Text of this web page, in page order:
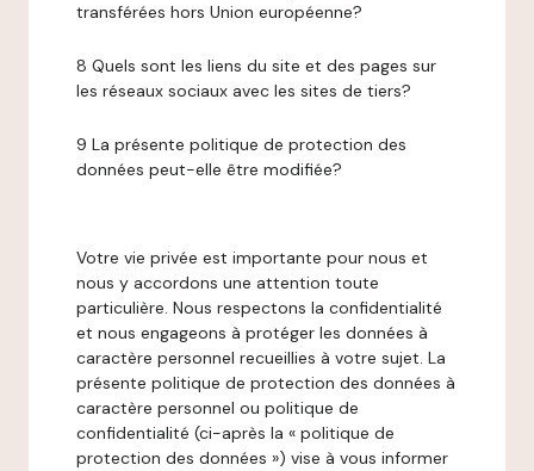
transférées hors Union européenne?
8 Quels sont les liens du site et des pages sur
les réseaux sociaux avec les sites de tiers?
9 La présente politique de protection des
données peut-elle être modifiée?
Votre vie privée est importante pour nous et
nous y accordons une attention toute
particulière. Nous respectons la confidentialité
et nous engageons à protéger les données à
caractère personnel recueillies à votre sujet. La
présente politique de protection des données à
caractère personnel ou politique de
confidentialité (ci-après la « politique de
protection des données ») vise à vous informer